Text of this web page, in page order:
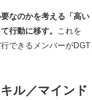
なのかを考える「高い
行動に移す。
これを
できるメンバーがDGT
ル／マインド